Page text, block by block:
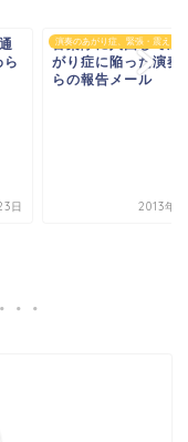
ら
日
演奏のあがり症、緊張・震え
音楽隊に入団してか
がり症に陥った演奏
らの報告メール
2013年7